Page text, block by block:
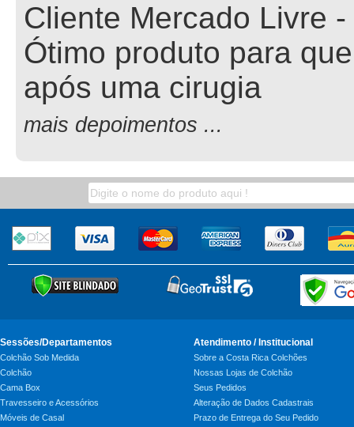
Cliente Mercado Livre
Ótimo produto para
após uma cirugia
mais depoimentos ...
Sessões/Departamentos
Colchão Sob Medida
Colchão
Cama Box
Travesseiro e Acessórios
Móveis de Casal
Atendimento / Institucional
Sobre a Costa Rica Colchões
Nossas Lojas de Colchão
Seus Pedidos
Alteração de Dados Cadastrais
Prazo de Entrega do Seu Pedido